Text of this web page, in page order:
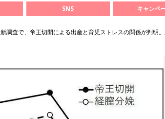
SNS キャンペ
調査で、帝王切開による出産と育児ストレスの関係が判明